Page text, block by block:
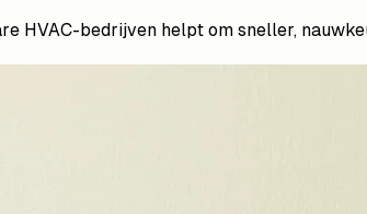
HVAC-bedrijven helpt om sneller,